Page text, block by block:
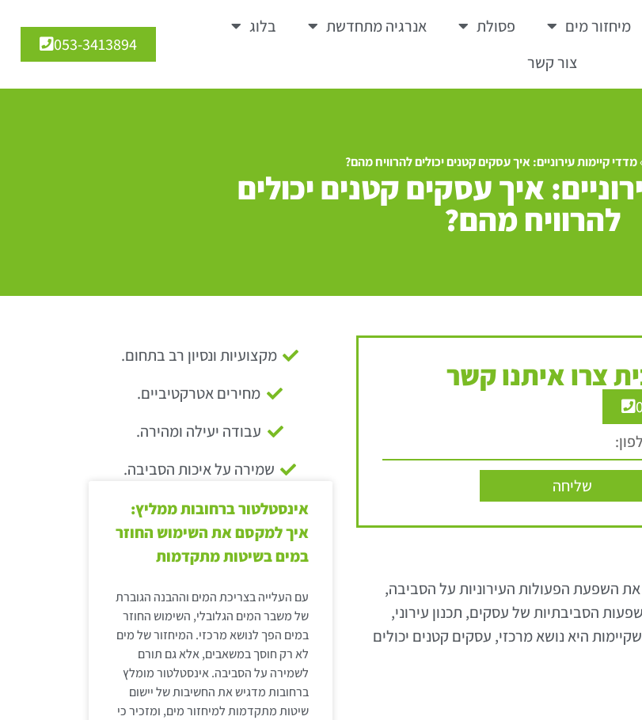
מיחזור מים פסולת אנרגיה מתחדשת
בלוג
צור קשר
053-3413894
מדדי קיימות עירוניים: איך עסקים קטנים יכולים להרוויח מהם?
איך עסקים קטנים יכולים
להרוויח מהם?
צרו איתנו קשר
שליחה
השפעת הפעולות העירוניות על הסביבה,
הסביבתיות של עסקים, תכנון עירוני,
היא נושא מרכזי, עסקים קטנים יכולים
מקצועיות ונסיון רב בתחום.
מחירים אטרקטיביים.
עבודה יעילה ומהירה.
שמירה על איכות הסביבה.
אינסטלטור ברחובות ממליץ:
איך למקסם את השימוש החוזר
במים בשיטות מתקדמות
עם העלייה בצריכת המים וההבנה הגוברת
של משבר המים הגלובלי, השימוש החוזר
במים הפך לנושא מרכזי. המיחזור של מים
לא רק חוסך במשאבים, אלא גם תורם
לשמירה על הסביבה. אינסטלטור מומלץ
ברחובות מדגיש את החשיבות של יישום
שיטות מתקדמות למיחזור מים, ומזכיר כי